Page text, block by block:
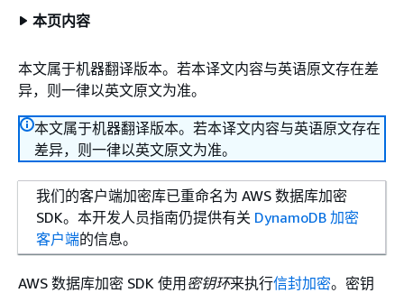
本页内容
本文属于机器翻译版本。若本译文内容与英语原文存在差
异，则一律以英文原文为准。
本文属于机器翻译版本。若本译文内容与英语原文存在
差异，则一律以英文原文为准。
我们的客户端加密库已重命名为 AWS 数据库加密
SDK。本开发人员指南仍提供有关 DynamoDB 加密
客户端的信息。
AWS 数据库加密 SDK 使用 密钥环来执行信封加密。密钥